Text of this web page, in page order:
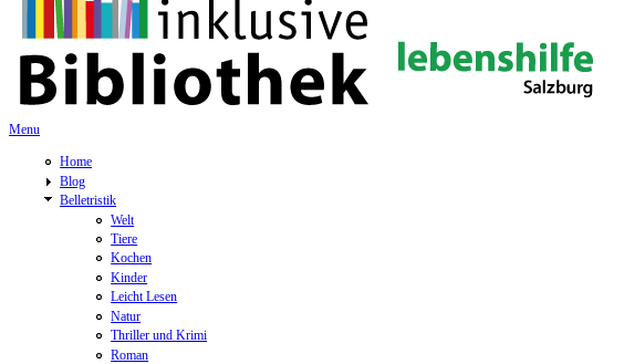
Menu
Home
Blog
Belletristik
Welt
Tiere
Kochen
Kinder
Leicht Lesen
Natur
Thriller und Krimi
Roman